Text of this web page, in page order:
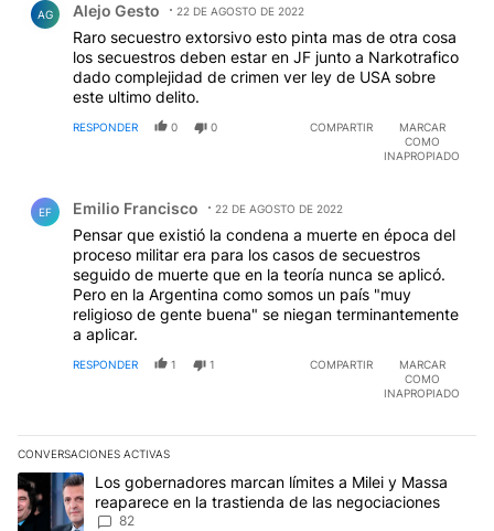
AG Alejo Gesto 22 DE AGOSTO DE 2022
Raro secuestro extorsivo esto pinta mas de otra cosa
los secuestros deben estar en JF junto a Narkotrafico
dado complejidad de crimen ver ley de USA sobre
este ultimo delito.
RESPONDER 0 0 COMPARTIR
MARCAR
COMO
INAPROPIADO
EF Emilio Francisco 22 DE AGOSTO DE 2022
Pensar que existió la condena a muerte en época del
proceso militar era para los casos de secuestros
seguido de muerte que en la teoría nunca se aplicó.
Pero en la Argentina como somos un país "muy
religioso de gente buena" se niegan terminantemente
a aplicar.
RESPONDER 1 1 COMPARTIR
MARCAR
COMO
INAPROPIADO
CONVERSACIONES ACTIVAS
Este listado muestra los artículos con más comentarios en los
Un artículo de tendencia con el título "Los gobernadores marcan
Los gobernadores marcan límites a Milei y Massa
reaparece en la trastienda de las negociaciones
82